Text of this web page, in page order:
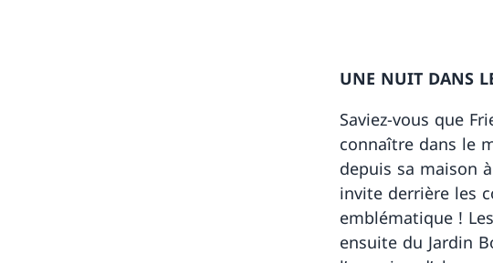
UNE NUIT DANS
Saviez-vous que
connaître dans le
depuis sa maison
invite derrière les
emblématique !
ensuite du Jardin